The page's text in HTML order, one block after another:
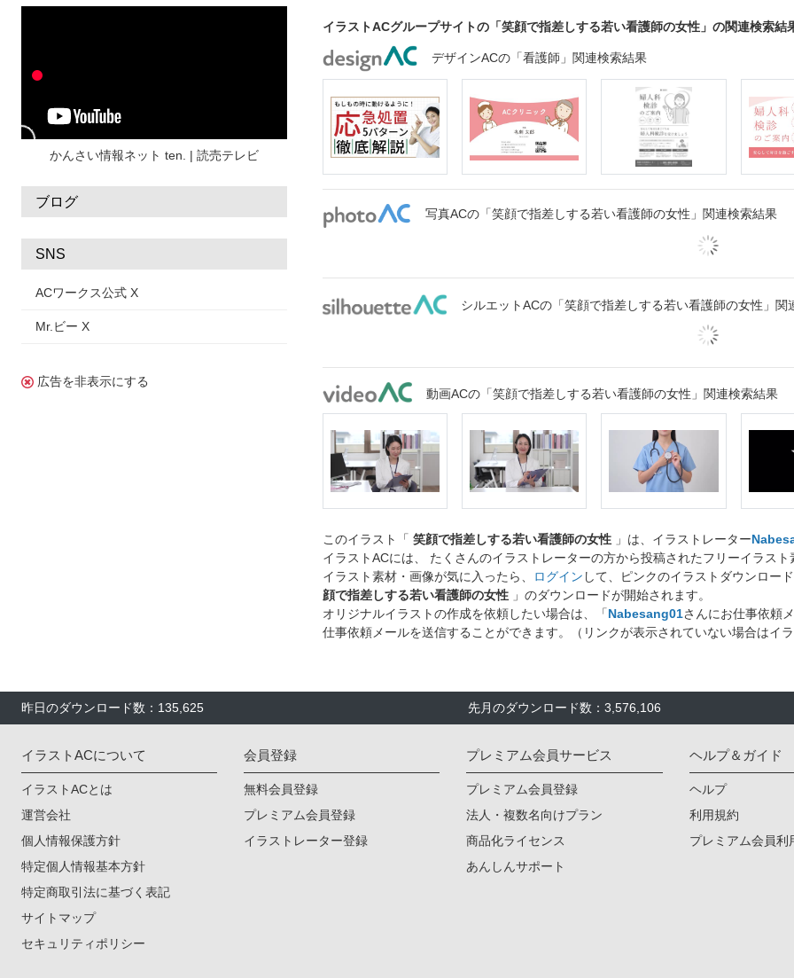
集中線
スケジュール
かんさい情報ネット ten. | 読売テレビ
ブログ
SNS
ACワークス公式 X
Mr.ビー X
広告を非表示にする
イラストACグループサイトの「笑顔で指差しする若い看護師の女性」の関連検索結
デザインACの「看護師」関連検索結果
写真ACの「笑顔で指差しする若い看護師の女性」関連検索結果
シルエットACの「笑顔で指差しする若い看護師の女性」関
動画ACの「笑顔で指差しする若い看護師の女性」関連検索結果
このイラスト「 笑顔で指差しする若い看護師の女性 」は、イラストレーター
イラストACには、 たくさんのイラストレーターの方から投稿されたフリーイラス
イラスト素材・画像が気に入ったら、
ログイン して、ピンクのイラストダウンロー
顔で指差しする若い看護師の女性 」のダウンロードが開始されます。
オリジナルイラストの作成を依頼したい場合は、「Nabesang01さんにお仕事依頼
仕事依頼メールを送信することができます。（リンクが表示されていない場合はイ
昨日のダウンロード数：135,625 先月のダウンロード数：3,576,106
イラストACについて
イラストACとは
運営会社
個人情報保護方針
特定個人情報基本方針
特定商取引法に基づく表記
サイトマップ
セキュリティポリシー
会員登録
無料会員登録
プレミアム会員登録
イラストレーター登録
プレミアム会員サービス
プレミアム会員登録
法人・複数名向けプラン
商品化ライセンス
あんしんサポート
ヘルプ＆ガイド
ヘルプ
利用規約
プレミアム会員利